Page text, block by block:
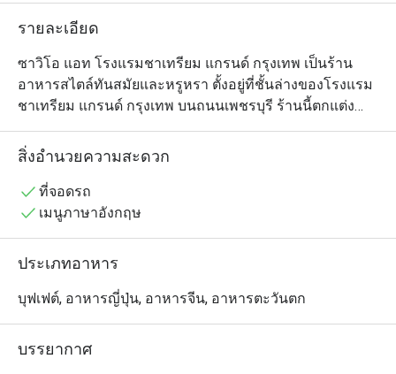
though I think
Overall, the
value for money.
variety, but
599.50 THB per
unlimited TWG
รายละเอียด
ซาวิโอ แอท โรงแรมชาเทรียม แกรนด์ กรุงเทพ เป็นร้าน
อาหารสไตล์ทันสมัยและหรูหรา ตั้งอยู่ที่ชั้นล่างของโรงแรม
ชาเทรียม แกรนด์ กรุงเทพ บนถนนเพชรบุรี ร้านนี้ตกแต่ง
ด้วยดีไซน์ที่ทันสมัย มีที่นั่งกว้างขวางและแสงไฟอบอุ่น สร้าง
บรรยากาศที่เป็นมิตรและสะดวกสบาย เมนูอาหารมีความ
ร่วมสมัย ปรุงด้วยวัตถุดิบสดใหม่และคุณภาพสูง เหมาะ
สำหรับมื้ออาหารในชีวิตประจำวันหรือโอกาสพิเศษ โดยให้
อาหารที่น่าจดจำใจกลางกรุงเทพฯ
สิ่งอำนวยความสะดวก
ที่จอดรถ
เมนูภาษาอังกฤษ
ประเภทอาหาร
บุฟเฟต์, อาหารญี่ปุ่น, อาหารจีน, อาหารตะวันตก
บรรยากาศ